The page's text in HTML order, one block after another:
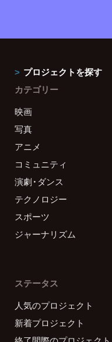
プロジェクトを探す
カテゴリー
映画
写真
アニメ
コミュニティ
演劇・ダンス
テクノロジー
スポーツ
ジャーナリズム
ステータス
人気のプロジェクト
新着プロジェクト